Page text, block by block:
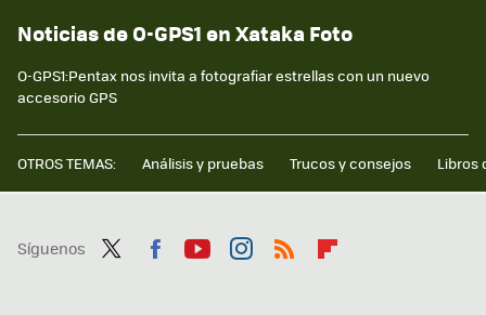
Noticias de O-GPS1 en Xataka Foto
O-GPS1:Pentax nos invita a fotografiar estrellas con un nuevo
accesorio GPS
OTROS TEMAS: Análisis y pruebas Trucos y consejos Libros
Síguenos